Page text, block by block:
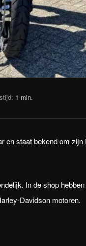
1 min.
en staat bekend om
In de shop
Davidson motoren.